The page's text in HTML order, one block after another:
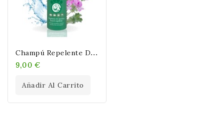
C
Hampú Repelente De Insectos MFS -1L
9,00 €
Añadir Al Carrito